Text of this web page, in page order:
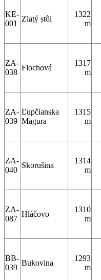
KE-
001
Zlatý stôl
1322
m
ZA-
038
Flochová
1317
m
ZA-
039
Ľupčianska
Magura
1315
m
ZA-
040
Skorušina
1314
m
ZA-
087
Hláčovo
1310
m
BB-
039
Bukovina
1293
m